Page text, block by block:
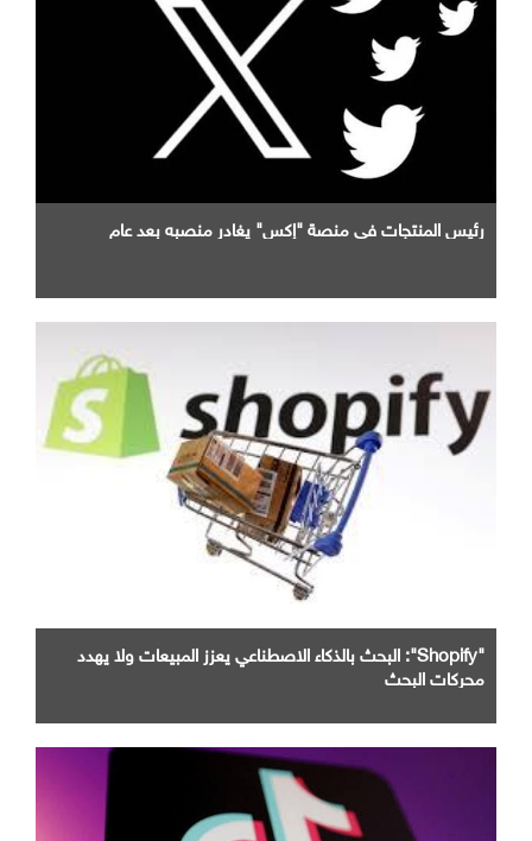
رئيس المنتجات في منصة "إكس" يغادر منصبه بعد عام
"Shopify": البحث بالذكاء الاصطناعي يعزز المبيعات ولا يهدد
محركات البحث